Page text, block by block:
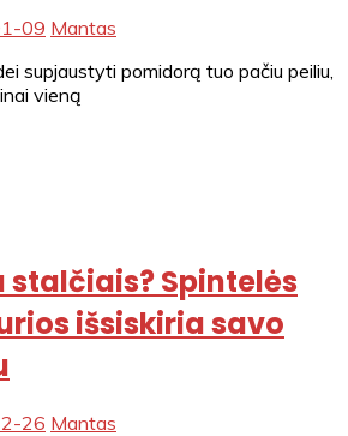
09 Mantas
supjaustyti pomidorą tuo pačiu peiliu,
vieną
stalčiais? Spintelės
išsiskiria savo
26 Mantas